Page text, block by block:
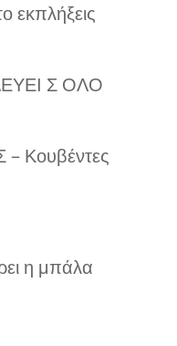
εκπλήξεις
Σ ΟΛΟ
Κουβέντες
η μπάλα